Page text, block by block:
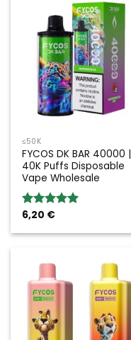
≤50K
FYCOS DK BAR 40000 |
40K Puffs Disposable
Vape Wholesale
Valoración:
5
6,20 €